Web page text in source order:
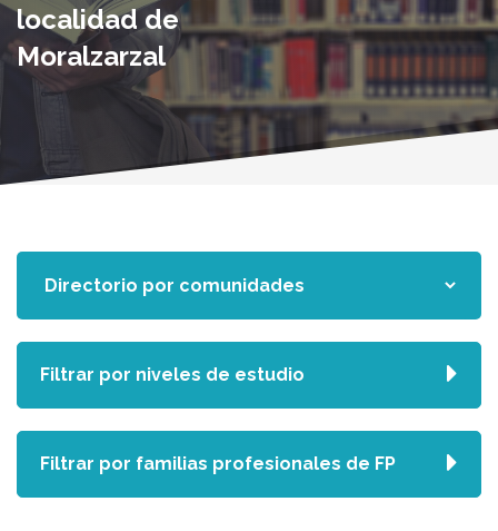
localidad de
Moralzarzal
Filtrar por niveles de estudio
Filtrar por familias profesionales de FP